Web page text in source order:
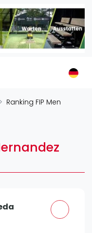
Ranking FIP Men